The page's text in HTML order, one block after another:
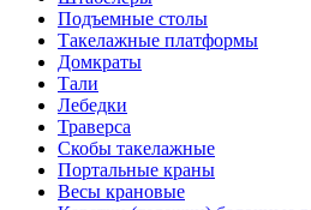
Подъемные столы
Такелажные платформы
Домкраты
Тали
Лебедки
Траверса
Скобы такелажные
Портальные краны
Весы крановые